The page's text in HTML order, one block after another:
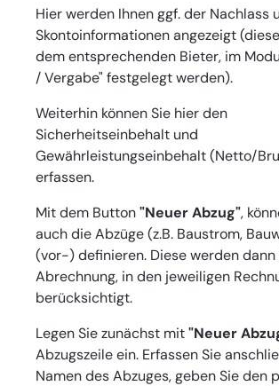
Hier werden Ihnen ggf. der Nachlass
Skontoinformationen angezeigt
dem entsprechenden Bieter, im
/ Vergabe" festgelegt werden).
Weiterhin können Sie hier den
Sicherheitseinbehalt und
Gewährleistungseinbehalt (Netto/
erfassen.
Mit dem Button"Neuer Abzug",
auch die Abzüge (z.B. Baustrom,
(vor-) definieren. Diese werden
Abrechnung, in den jeweiligen
berücksichtigt.
Legen Sie zunächst mit"Neuer
Abzugszeile ein. Erfassen Sie
Namen des Abzuges, geben Sie den